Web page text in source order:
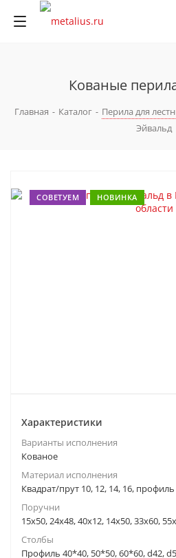
Кованые
Главная - Каталог - Перила для
Эйвальд
СОВЕТУЕМ НОВИНКА
Характеристики
Варианты исполнения
Кованое
Материал исполнения
Квадрат/прут 10, 12, 14, 16,
Поручни
15x50, 24x48, 40x12, 14x50, 33x60,
Столбы
Профиль 40*40, 50*50, 60*60, d42,